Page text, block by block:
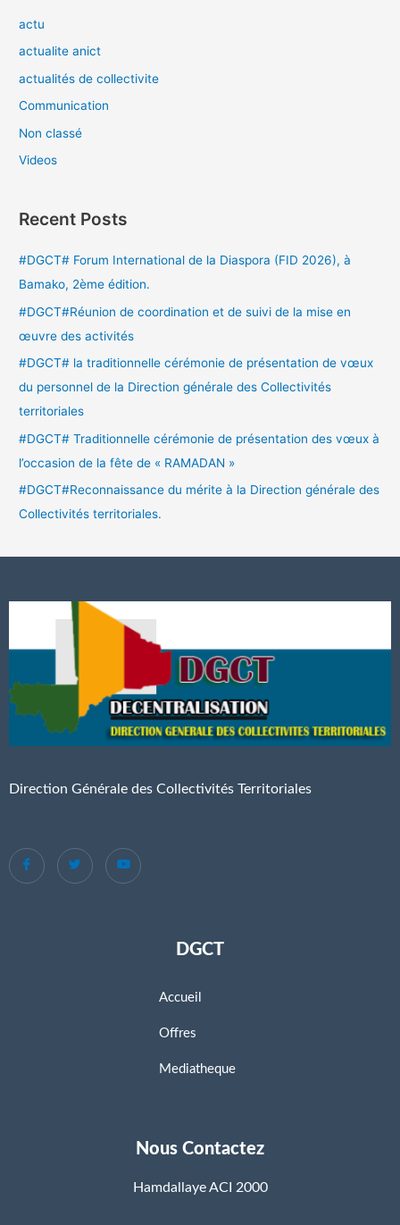
actu
actualite anict
actualités de collectivite
Communication
Non classé
Videos
Recent Posts
#DGCT# Forum International de la Diaspora (FID 2026), à
Bamako, 2ème édition.
#DGCT#Réunion de coordination et de suivi de la mise en
œuvre des activités
#DGCT# la traditionnelle cérémonie de présentation de vœux
du personnel de la Direction générale des Collectivités
territoriales
#DGCT# Traditionnelle cérémonie de présentation des vœux à
l’occasion de la fête de « RAMADAN »
#DGCT#Reconnaissance du mérite à la Direction générale des
Collectivités territoriales.
Direction Générale des Collectivités Territoriales
DGCT
Accueil
Offres
Mediatheque
Nous Contactez
Hamdallaye ACI 2000